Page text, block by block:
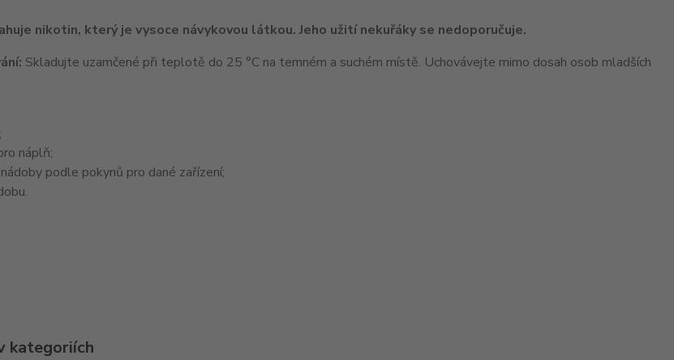
nikotin, který je vysoce návykovou látkou. Jeho užití nekuřáky se nedoporučuje.
Skladujte uzamčené při teplotě do 25 °C na temném a suchém místě. Uchovávejte mimo dosah osob mladších
náplň;
podle pokynů pro dané zařízení;
kategoriích